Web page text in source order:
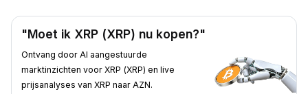
"Moet ik XRP (XRP) nu kopen?"
Ontvang door AI aangestuurde
marktinzichten voor XRP (XRP) en live
prijsanalyses van XRP naar AZN.